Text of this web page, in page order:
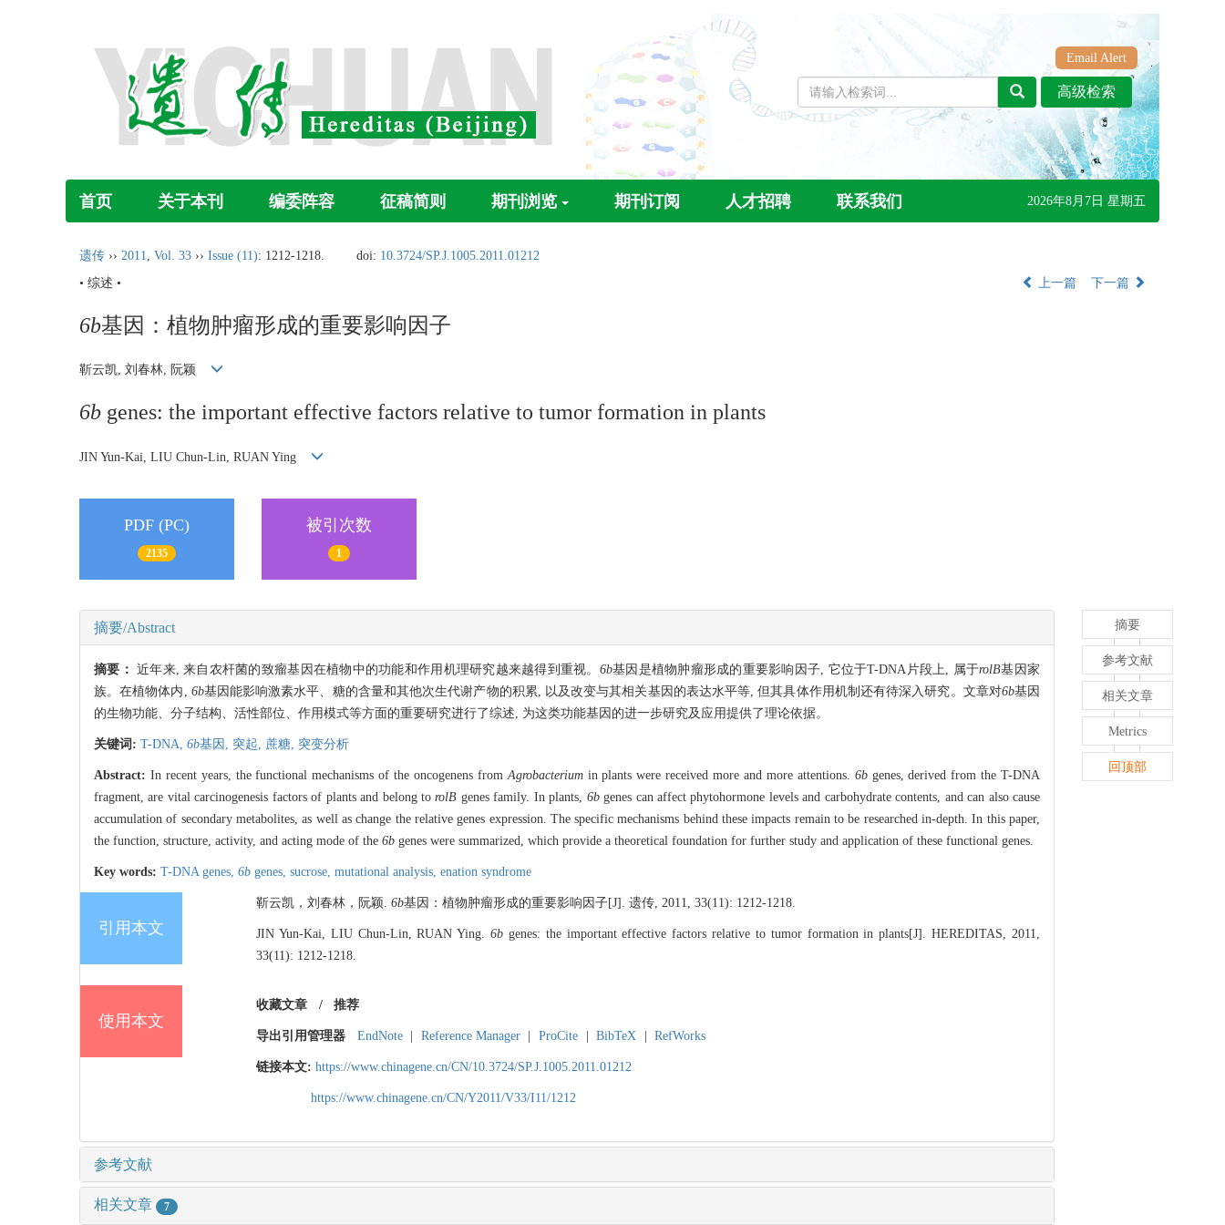
Email Alert
首页 关于本刊 编委阵容 征稿简则 期刊浏览 期刊订阅 人才招聘 联系我们 2026年8月7日 星期五
遗传 ›› 2011, Vol. 33 ›› Issue (11): 1212-1218. doi: 10.3724/SP.J.1005.2011.01212
• 综述 •
上一篇 下一篇
6b基因：植物肿瘤形成的重要影响因子
靳云凯, 刘春林, 阮颖
6b genes: the important effective factors relative to tumor formation in plants
JIN Yun-Kai, LIU Chun-Lin, RUAN Ying
PDF (PC)
2135
被引次数
1
摘要/Abstract
摘要：近年来, 来自农杆菌的致瘤基因在植物中的功能和作用机理研究越来越得到重视。 6b基因是植物肿瘤形成的重要影响因子, 它位于T-DNA片段上, 属于rolB基因家
族。在植物体内, 6b基因能影响激素水平、糖的含量和其他次生代谢产物的积累, 以及改变与其相关基因的表达水平等, 但其具体作用机制还有待深入研究。文章对6b基因
的生物功能、分子结构、活性部位、作用模式等方面的重要研究进行了综述, 为这类功能基因的进一步研究及应用提供了理论依据。
关键词: T-DNA, 6b基因, 突起, 蔗糖, 突变分析
Abstract: In recent years, the functional mechanisms of the oncogenens fromAgrobacteriumin plants were received more and more attentions. 6bgenes, derived from the T-DNA
fragment, are vital carcinogenesis factors of plants and belong torolB genes family. In plants, 6bgenes can affect phytohormone levels and carbohydrate contents, and can also cause
accumulation of secondary metabolites, as well as change the relative genes expression. The specific mechanisms behind these impacts remain to be researched in-depth. In this paper,
the function, structure, activity, and acting mode of the 6b genes were summarized, which provide a theoretical foundation for further study and application of these functional genes.
Key words: T-DNA genes, 6b genes, sucrose, mutational analysis, enation syndrome
引用本文
靳云凯，刘春林，阮颖. 6b基因：植物肿瘤形成的重要影响因子[J]. 遗传, 2011, 33(11): 1212-1218.
JIN Yun-Kai, LIU Chun-Lin, RUAN Ying.6b genes: the important effective factors relative to tumor formation in plants[J]. HEREDITAS, 2011,
33(11): 1212-1218.
使用本文
收藏文章 / 推荐
导出引用管理器 EndNote Reference Manager ProCite BibTeX RefWorks
链接本文: https://www.chinagene.cn/CN/10.3724/SP.J.1005.2011.01212
https://www.chinagene.cn/CN/Y2011/V33/I11/1212
参考文献
相关文章 7
摘要
参考文献
相关文章
Metrics
回顶部